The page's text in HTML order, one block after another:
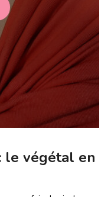
le végétal en